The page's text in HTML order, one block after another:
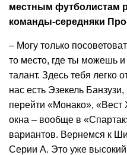
местным футболистам
команды-середняки
– Могу только
то место, где ты можешь
талант. Здесь тебя легко
нас есть Эзекель
перейти «Монако», «Вест
окна – вообще в
вариантов. Вернемся к
Серии А. Это уже высокий